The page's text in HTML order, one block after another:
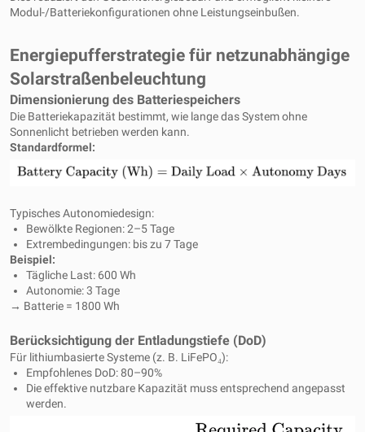
Modul-/Batteriekonfigurationen ohne Leistungseinbußen.
Energiepufferstrategie für netzunabhängige
Solarstraßenbeleuchtung
Dimensionierung des Batteriespeichers
Die Batteriekapazität bestimmt, wie lange das System ohne
Sonnenlicht betrieben werden kann.
Standardformel:
Typisches Autonomiedesign:
Bewölkte Regionen: 2–5 Tage
Extrembedingungen: bis zu 7 Tage
Beispiel:
Tägliche Last: 600 Wh
Autonomie: 3 Tage
→ Batterie = 1800 Wh
Berücksichtigung der Entladungstiefe (DoD)
Für lithiumbasierte Systeme (z. B. LiFePO₄):
Empfohlenes DoD: 80–90%
Die effektive nutzbare Kapazität muss entsprechend angepasst
werden.